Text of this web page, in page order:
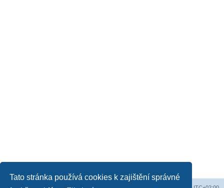
Tato stránka používá cookies k zajištění správné